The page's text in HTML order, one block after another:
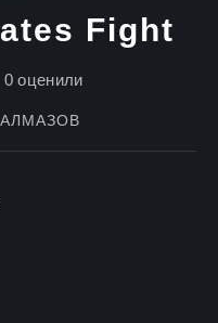
Fight
0оценили